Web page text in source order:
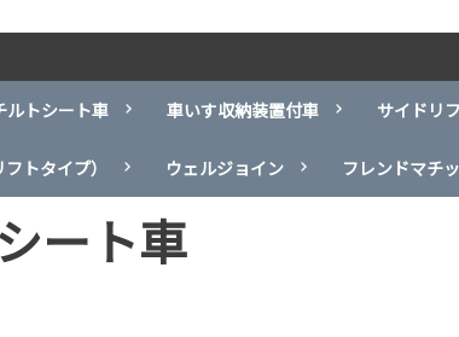
ルトシート車 車いす収納装置付車 サイドリ
トタイプ） ウェルジョイン フレンドマチ
ート車